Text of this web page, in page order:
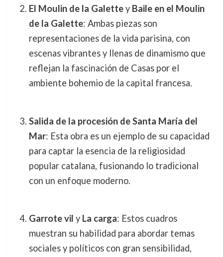
El Moulin de la Galettey Baile en el Moulin
de la Galette: Ambas piezas son
representaciones de la vida parisina, con
escenas vibrantes y llenas de dinamismo que
reflejan la fascinación de Casas por el
ambiente bohemio de la capital francesa.
Salida de la procesión de Santa María del
Mar: Esta obra es un ejemplo de su capacidad
para captar la esencia de la religiosidad
popular catalana, fusionando lo tradicional
con un enfoque moderno.
Garrote vil y La carga: Estos cuadros
muestran su habilidad para abordar temas
sociales y políticos con gran sensibilidad,